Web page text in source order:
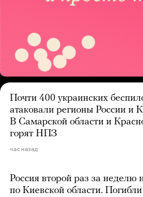
Почти 400 украинских
атаковали регионы России и
В Самарской области и
горят НПЗ
час назад
Россия второй раз за неделю
по Киевской области.